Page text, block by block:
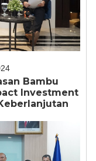
Bambu
Investment